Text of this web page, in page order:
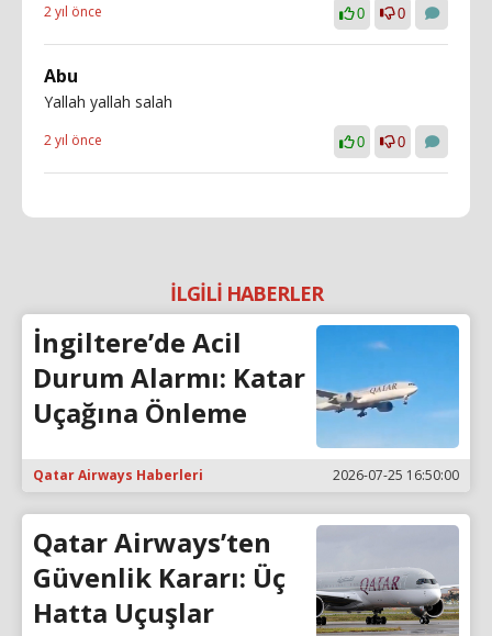
2 yıl önce 0 0
Abu
Yallah yallah salah
2 yıl önce 0 0
İLGİLİ HABERLER
İngiltere’de Acil
Durum Alarmı: Katar
Uçağına Önleme
Qatar Airways Haberleri 2026-07-25 16:50:00
Qatar Airways’ten
Güvenlik Kararı: Üç
Hatta Uçuşlar